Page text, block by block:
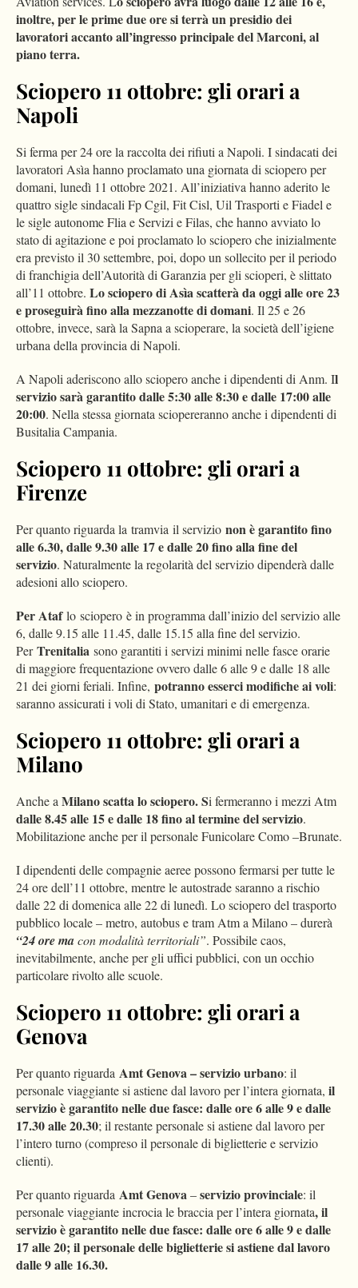
inoltre, per le prime due ore si terrà un presidio dei
lavoratori accanto all’ingresso principale del Marconi, al
piano terra.
Sciopero 11 ottobre: gli orari a
Napoli
Si ferma per 24 ore la raccolta dei rifiuti a Napoli. I sindacati dei
lavoratori Asìa hanno proclamato una giornata di sciopero per
domani, lunedì 11 ottobre 2021. All’iniziativa hanno aderito le
quattro sigle sindacali Fp Cgil, Fit Cisl, Uil Trasporti e Fiadel e
le sigle autonome Flia e Servizi e Filas, che hanno avviato lo
stato di agitazione e poi proclamato lo sciopero che inizialmente
era previsto il 30 settembre, poi, dopo un sollecito per il periodo
di franchigia dell’Autorità di Garanzia per gli scioperi, è slittato
all’11 ottobre. Lo sciopero di Asìa scatterà da oggi alle ore 23
e proseguirà fino alla mezzanotte di domani. Il 25 e 26
ottobre, invece, sarà la Sapna a scioperare, la società dell’igiene
urbana della provincia di Napoli.
A Napoli aderiscono allo sciopero anche i dipendenti di Anm. Il
servizio sarà garantito dalle 5:30 alle 8:30 e dalle 17:00 alle
20:00. Nella stessa giornata sciopereranno anche i dipendenti di
Busitalia Campania.
Sciopero 11 ottobre: gli orari a
Firenze
Per quanto riguarda la tramvia il servizio non è garantito fino
alle 6.30, dalle 9.30 alle 17 e dalle 20 fino alla fine del
servizio. Naturalmente la regolarità del servizio dipenderà dalle
adesioni allo sciopero.
Per Ataflo sciopero è in programma dall’inizio del servizio alle
6, dalle 9.15 alle 11.45, dalle 15.15 alla fine del servizio.
PerTrenitalia sono garantiti i servizi minimi nelle fasce orarie
di maggiore frequentazione ovvero dalle 6 alle 9 e dalle 18 alle
21 dei giorni feriali. Infine, potranno esserci modifiche ai voli:
saranno assicurati i voli di Stato, umanitari e di emergenza.
Sciopero 11 ottobre: gli orari a
Milano
Anche a Milano scatta lo sciopero. Si fermeranno i mezzi Atm
dalle 8.45 alle 15 e dalle 18 fino al termine del servizio.
Mobilitazione anche per il personale Funicolare Como –Brunate.
I dipendenti delle compagnie aeree possono fermarsi per tutte le
24 ore dell’11 ottobre, mentre le autostrade saranno a rischio
dalle 22 di domenica alle 22 di lunedì. Lo sciopero del trasporto
pubblico locale – metro, autobus e tram Atm a Milano – durerà
“24 ore macon modalità territoriali”. Possibile caos,
inevitabilmente, anche per gli uffici pubblici, con un occhio
particolare rivolto alle scuole.
Sciopero 11 ottobre: gli orari a
Genova
Per quanto riguarda Amt Genova – servizio urbano: il
personale viaggiante si astiene dal lavoro per l’intera giornata, il
servizio è garantito nelle due fasce: dalle ore 6 alle 9 e dalle
17.30 alle 20.30; il restante personale si astiene dal lavoro per
l’intero turno (compreso il personale di biglietterie e servizio
clienti).
Per quanto riguarda Amt Genova –servizio provinciale: il
personale viaggiante incrocia le braccia per l’intera giornata, il
servizio è garantito nelle due fasce: dalle ore 6 alle 9 e dalle
17 alle 20; il personale delle biglietterie si astiene dal lavoro
dalle 9 alle 16.30.